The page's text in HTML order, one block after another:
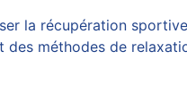
la récupération
des méthodes de